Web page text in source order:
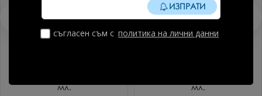
ИЗПРАТИ
съгласен съм с политика на лични данни
мл.
мл.